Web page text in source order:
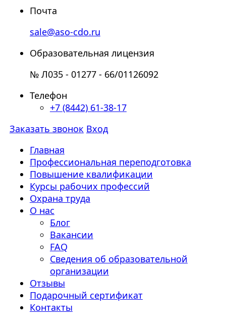
Почта
sale@aso-cdo.ru
Образовательная лицензия
№ Л035 - 01277 - 66/01126092
Телефон
+7 (8442) 61-38-17
Заказать звонок Вход
Главная
Профессиональная переподготовка
Повышение квалификации
Курсы рабочих профессий
Охрана труда
О нас
Блог
Вакансии
FAQ
Сведения об образовательной
организации
Отзывы
Подарочный сертификат
Контакты